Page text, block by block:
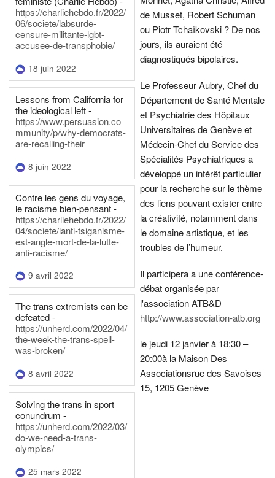
https://charliehebdo.fr/2022/
06/societe/labsurde-
censure-militante-lgbt-
accusee-de-transphobie/
18 juin 2022
Lessons from California for
the ideological left -
https://www.persuasion.co
mmunity/p/why-democrats-
are-recalling-their
8 juin 2022
Contre les gens du voyage,
le racisme bien-pensant -
https://charliehebdo.fr/2022/
04/societe/lanti-tsiganisme-
est-angle-mort-de-la-lutte-
anti-racisme/
9 avril 2022
The trans extremists can be
defeated -
https://unherd.com/2022/04/
the-week-the-trans-spell-
was-broken/
8 avril 2022
Solving the trans in sport
conundrum -
https://unherd.com/2022/03/
do-we-need-a-trans-
olympics/
25 mars 2022
de Musset, Robert Schuman
ou Piotr Tchaïkovski ? De nos
jours, ils auraient été
diagnostiqués bipolaires.
Le Professeur Aubry, Chef du
Département de Santé Mentale
et Psychiatrie des Hôpitaux
Universitaires de Genève et
Médecin-Chef du Service des
Spécialités Psychiatriques a
développé un intérêt particulier
pour la recherche sur le thème
des liens pouvant exister entre
la créativité, notamment dans
le domaine artistique, et les
troubles de l’humeur.
Il participera a une conférence-
débat organisée par
l'association ATB&D
http://www.association-atb.org
le jeudi 12 janvier à 18:30 –
20:00à la Maison Des
Associationsrue des Savoises
15, 1205 Genève